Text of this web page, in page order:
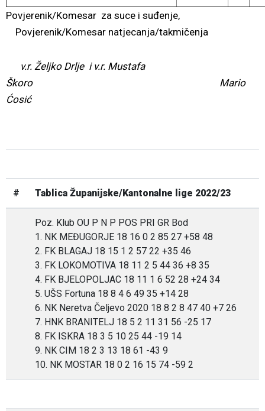
Povjerenik/Komesar za suce i suđenje,
Povjerenik/Komesar natjecanja/takmičenja
v.r. Željko Drlje i v.r. Mustafa
Škoro Mario
Ćosić
# Tablica Županijske/Kantonalne lige 2022/23
Poz. Klub OU P N P POS PRI GR Bod
1. NK MEĐUGORJE 18 16 0 2 85 27 +58 48
2. FK BLAGAJ 18 15 1 2 57 22 +35 46
3. FK LOKOMOTIVA 18 11 2 5 44 36 +8 35
4. FK BJELOPOLJAC 18 11 1 6 52 28 +24 34
5. UŠS Fortuna 18 8 4 6 49 35 +14 28
6. NK Neretva Čeljevo 2020 18 8 2 8 47 40 +7 26
7. HNK BRANITELJ 18 5 2 11 31 56 -25 17
8. FK ISKRA 18 3 5 10 25 44 -19 14
9. NK CIM 18 2 3 13 18 61 -43 9
10. NK MOSTAR 18 0 2 16 15 74 -59 2